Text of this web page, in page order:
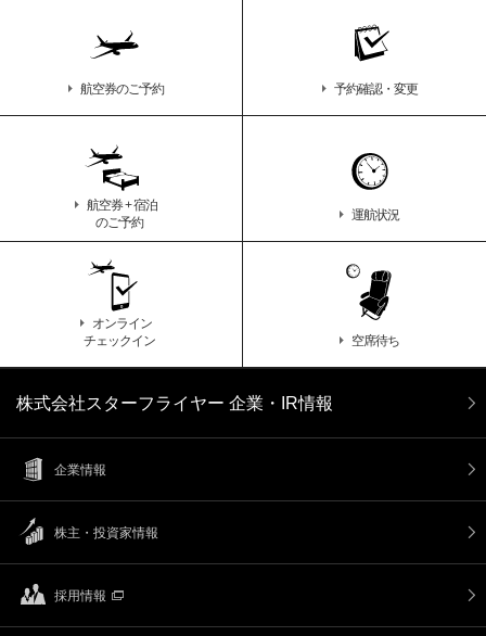
航空券のご予約 予約確認・変更
航空券 + 宿泊
のご予約
運航状況
オンライン
チェックイン
空席待ち
株式会社スターフライヤー 企業・IR情報
企業情報
株主・投資家情報
採用情報